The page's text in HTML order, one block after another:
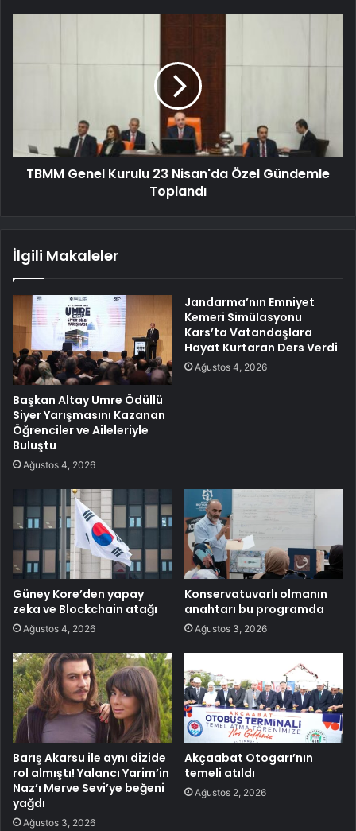
TBMM Genel Kurulu 23 Nisan'da Özel Gündemle
Toplandı
İlgili Makaleler
Başkan Altay Umre Ödüllü
Siyer Yarışmasını Kazanan
Öğrenciler ve Aileleriyle
Buluştu
Ağustos 4, 2026
Jandarma’nın Emniyet
Kemeri Simülasyonu
Kars’ta Vatandaşlara
Hayat Kurtaran Ders Verdi
Ağustos 4, 2026
Güney Kore’den yapay
zeka ve Blockchain atağı
Ağustos 4, 2026
Konservatuvarlı olmanın
anahtarı bu programda
Ağustos 3, 2026
Barış Akarsu ile aynı dizide
rol almıştı! Yalancı Yarim’in
Naz’ı Merve Sevi’ye beğeni
yağdı
Ağustos 3, 2026
Akçaabat Otogarı’nın
temeli atıldı
Ağustos 2, 2026